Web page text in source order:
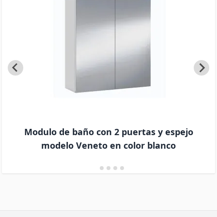
Modulo de baño con 2 puertas y espejo
modelo Veneto en color blanco